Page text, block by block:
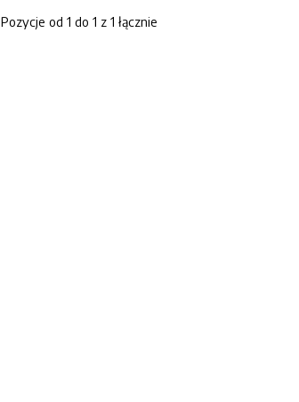
Pozycje od 1 do 1 z 1 łącznie